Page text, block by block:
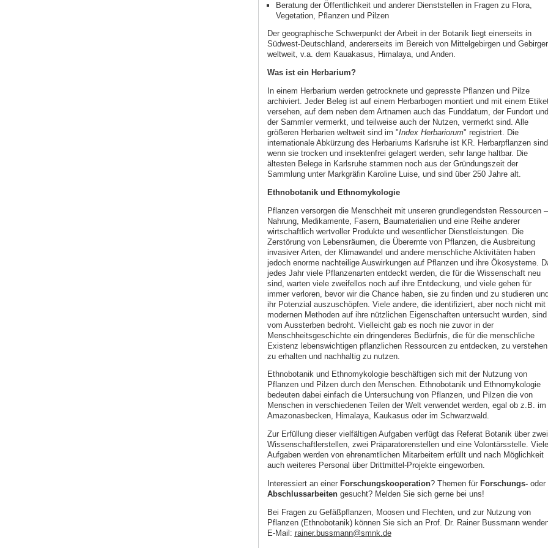
Beratung der Öffentlichkeit und anderer Dienststellen in Fragen zu Flora,
Vegetation, Pflanzen und Pilzen
Der geographische Schwerpunkt der Arbeit in der Botanik liegt einerseits in
Südwest-Deutschland, andererseits im Bereich von Mittelgebirgen und
weltweit, v.a. dem Kauakasus, Himalaya, und Anden.
Was ist ein Herbarium?
In einem Herbarium werden getrocknete und gepresste Pflanzen und Pilze
archiviert. Jeder Beleg ist auf einem Herbarbogen montiert und mit einem
versehen, auf dem neben dem Artnamen auch das Funddatum, der Fundort und
der Sammler vermerkt, und teilweise auch der Nutzen, vermerkt sind. Alle
größeren Herbarien weltweit sind im "Index Herbariorum" registriert. Die
internationale Abkürzung des Herbariums Karlsruhe ist KR. Herbarpflanzen
wenn sie trocken und insektenfrei gelagert werden, sehr lange haltbar. Die
ältesten Belege in Karlsruhe stammen noch aus der Gründungszeit der
Sammlung unter Markgräfin Karoline Luise, und sind über 250 Jahre alt.
Ethnobotanik und Ethnomykologie
Pflanzen versorgen die Menschheit mit unseren grundlegendsten Ressourcen –
Nahrung, Medikamente, Fasern, Baumaterialien und eine Reihe anderer
wirtschaftlich wertvoller Produkte und wesentlicher Dienstleistungen. Die
Zerstörung von Lebensräumen, die Überernte von Pflanzen, die Ausbreitung
invasiver Arten, der Klimawandel und andere menschliche Aktivitäten haben
jedoch enorme nachteilige Auswirkungen auf Pflanzen und ihre Ökosysteme.
jedes Jahr viele Pflanzenarten entdeckt werden, die für die Wissenschaft neu
sind, warten viele zweifellos noch auf ihre Entdeckung, und viele gehen für
immer verloren, bevor wir die Chance haben, sie zu finden und zu studieren
ihr Potenzial auszuschöpfen. Viele andere, die identifiziert, aber noch nicht mit
modernen Methoden auf ihre nützlichen Eigenschaften untersucht wurden, sind
vom Aussterben bedroht. Vielleicht gab es noch nie zuvor in der
Menschheitsgeschichte ein dringenderes Bedürfnis, die für die menschliche
Existenz lebenswichtigen pflanzlichen Ressourcen zu entdecken, zu verstehen,
zu erhalten und nachhaltig zu nutzen.
Ethnobotanik und Ethnomykologie beschäftigen sich mit der Nutzung von
Pflanzen und Pilzen durch den Menschen. Ethnobotanik und Ethnomykologie
bedeuten dabei einfach die Untersuchung von Pflanzen, und Pilzen die von
Menschen in verschiedenen Teilen der Welt verwendet werden, egal ob z.B. im
Amazonasbecken, Himalaya, Kaukasus oder im Schwarzwald.
Zur Erfüllung dieser vielfältigen Aufgaben verfügt das Referat Botanik über zwei
Wissenschaftlerstellen, zwei Präparatorenstellen und eine Volontärsstelle. Viele
Aufgaben werden von ehrenamtlichen Mitarbeitern erfüllt und nach Möglichkeit
auch weiteres Personal über Drittmittel-Projekte eingeworben.
Interessiert an einer Forschungskooperation? Themen für Forschungs-oder
Abschlussarbeitengesucht? Melden Sie sich gerne bei uns!
Bei Fragen zu Gefäßpflanzen, Moosen und Flechten, und zur Nutzung von
Pflanzen (Ethnobotanik) können Sie sich an Prof. Dr. Rainer Bussmann
E‑Mail: rainer.bussmann@smnk.de